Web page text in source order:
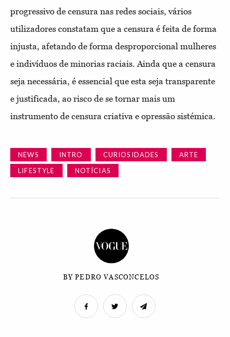
progressivo de censura nas redes sociais, vários
utilizadores constatam que a censura é feita de forma
injusta, afetando de forma desproporcional mulheres
e indivíduos de minorias raciais. Ainda que a censura
seja necessária, é essencial que esta seja transparente
e justificada, ao risco de se tornar mais um
instrumento de censura criativa e opressão sistémica.
NEWS INTRO CURIOSIDADES
ARTE
LIFESTYLE
NOTÍCIAS
BY PEDRO VASCONCELOS